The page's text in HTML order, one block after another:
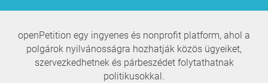
openPetition egy ingyenes és nonprofit platform, ahol a
polgárok nyilvánosságra hozhatják közös ügyeiket,
szervezkedhetnek és párbeszédet folytathatnak
politikusokkal.